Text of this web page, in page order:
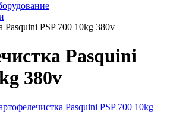
Pasquini PSP 700 10kg 380v
Pasquini
380v